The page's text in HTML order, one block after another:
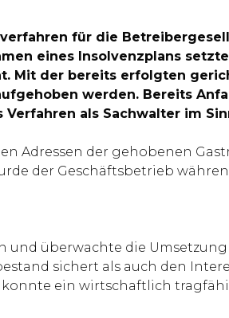
für die
eines Insolvenzplans
Mit der bereits erfolgten
werden. Bereits
als Sachwalter im
Adressen der gehobenen
der Geschäftsbetrieb
überwachte die
sichert als auch den
ein wirtschaftlich